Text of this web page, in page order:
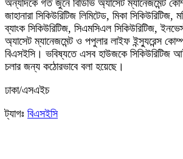
অন্যদিকে গত জুনে বিডিভি অ্যাসেট ম্যানেজমেন্ট
জাহানারা সিকিউরিটিজ লিমিটেড, মিকা সিকিউরিটিজ,
ব্যাংক সিকিউরিটিজ, সিএমসিএল সিকিউরিটিজ,
অ্যাসেট ম্যানেজমেন্ট ও পপুলার লাইফ ইন্স্যুরেন্স
বিএসইসি। ভবিষ্যতে এসব হাউজকে সিকিউরিটিজ
চলার জন্য কঠোরভাবে বলা হয়েছে।
ঢাকা/এসএইচ
ট্যাগঃ বিএসইসি